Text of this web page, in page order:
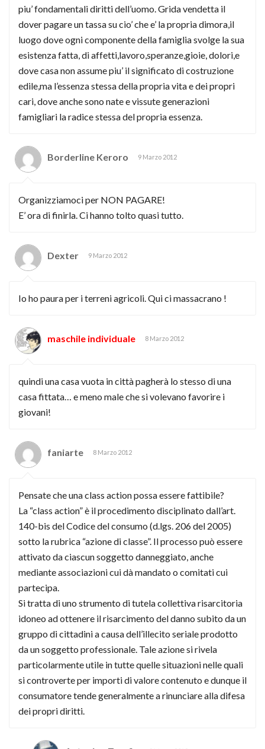
piu’ fondamentali diritti dell’uomo. Grida vendetta il
dover pagare un tassa su cio’ che e’ la propria dimora,il
luogo dove ogni componente della famiglia svolge la sua
esistenza fatta, di affetti,lavoro,speranze,gioie, dolori,e
dove casa non assume piu’ il significato di costruzione
edile,ma l’essenza stessa della propria vita e dei propri
cari, dove anche sono nate e vissute generazioni
famigliari la radice stessa del propria essenza.
Borderline Keroro 9 Marzo 2012
Organizziamoci per NON PAGARE!
E’ ora di finirla. Ci hanno tolto quasi tutto.
Dexter 9 Marzo 2012
Io ho paura per i terreni agricoli. Qui ci massacrano !
maschile individuale 8 Marzo 2012
quindi una casa vuota in città pagherà lo stesso di una
casa fittata… e meno male che si volevano favorire i
giovani!
faniarte 8 Marzo 2012
Pensate che una class action possa essere fattibile?
La “class action” è il procedimento disciplinato dall’art.
140-bis del Codice del consumo (d.lgs. 206 del 2005)
sotto la rubrica “azione di classe”. Il processo può essere
attivato da ciascun soggetto danneggiato, anche
mediante associazioni cui dà mandato o comitati cui
partecipa.
Si tratta di uno strumento di tutela collettiva risarcitoria
idoneo ad ottenere il risarcimento del danno subito da un
gruppo di cittadini a causa dell’illecito seriale prodotto
da un soggetto professionale. Tale azione si rivela
particolarmente utile in tutte quelle situazioni nelle quali
si controverte per importi di valore contenuto e dunque il
consumatore tende generalmente a rinunciare alla difesa
dei propri diritti.